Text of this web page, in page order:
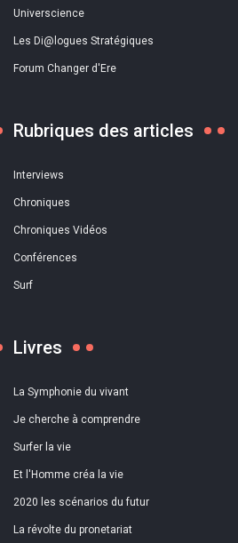
Universcience
Les Di@logues Stratégiques
Forum Changer d'Ere
Rubriques des articles
Interviews
Chroniques
Chroniques Vidéos
Conférences
Surf
Livres
La Symphonie du vivant
Je cherche à comprendre
Surfer la vie
Et l'Homme créa la vie
2020 les scénarios du futur
La révolte du pronetariat